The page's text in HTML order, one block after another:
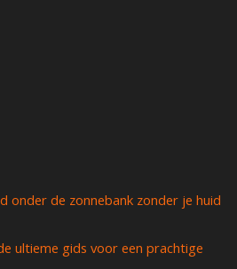
onder de zonnebank zonder je huid
ultieme gids voor een prachtige